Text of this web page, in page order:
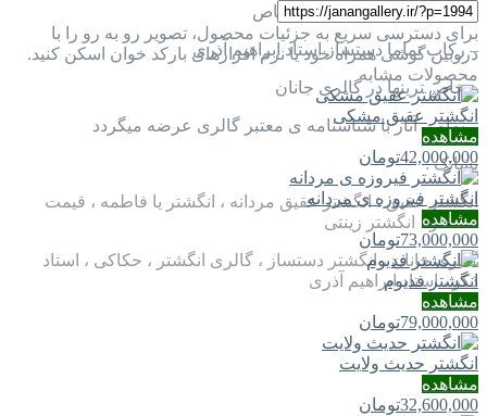
– بر روی عقیق آبی کاربنی خاص
– رکاب تماما دستساز استاد ابراهیم آذری
– خاص ترینها در گالری جانان
– تمامی آثار با شناسنامه ی معتبر گالری عرضه میگردد
نشانک :
انگشتر عقیق ، انگشتر عقیق مردانه ، انگشتر یا فاطمه ، قیمت
انگشتر ، انگشتر زینتی
گالری جانان ، انگشتر دستساز ، گالری انگشتر ، حکاکی ، استاد
ذکر ، استاد ابراهیم آذری
برای دسترسی سریع به جزئیات محصول، تصویر رو به رو را با
دروبین گوشی همراه خود یا نرم افزارهای بارکد خوان اسکن کنید.
محصولات مشابه
انگشتر عقیق مشکی
مشاهده
42,000,000تومان
انگشتر فیروزه ی مردانه
مشاهده
73,000,000تومان
انگشتر فدیوم
مشاهده
79,000,000تومان
انگشتر حدیث ولایت
مشاهده
32,600,000تومان